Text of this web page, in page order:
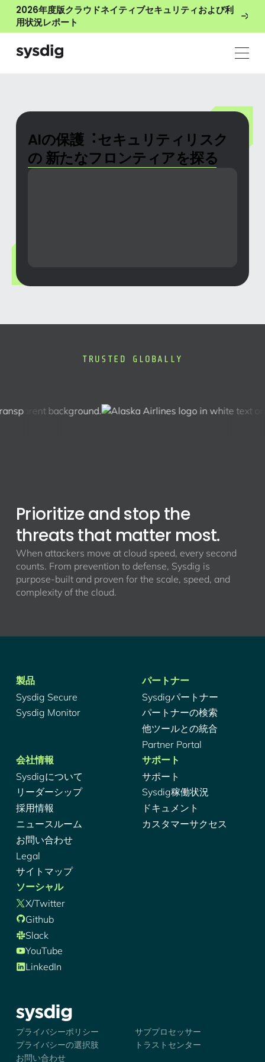
2026年度版クラウドネイティブセキュリティおよび利
用状況レポート
AIの保護︓セキュリティリスク
の 新たなフロンティアを探る
TRUSTED GLOBALLY
Prioritize and stop the
threats that matter most.
When attackers move at cloud speed, every second
counts. From prevention to defense, Sysdig is
purpose-built and proven for the scale, speed, and
complexity of the cloud.
製品
Sysdig Secure
Sysdig Monitor
パートナー
Sysdigパートナー
パートナーの検索
他ツールとの統合
Partner Portal
会社情報
Sysdigについて
リーダーシップ
採用情報
ニュースルーム
お問い合わせ
Legal
サイトマップ
サポート
サポート
Sysdig稼働状況
ドキュメント
カスタマーサクセス
ソーシャル
X/Twitter
Github
Slack
YouTube
LinkedIn
シズディグ-ロゴ
プライバシーポリシー
サブプロセッサー
プライバシーの選択肢
トラストセンター
お問い合わせ